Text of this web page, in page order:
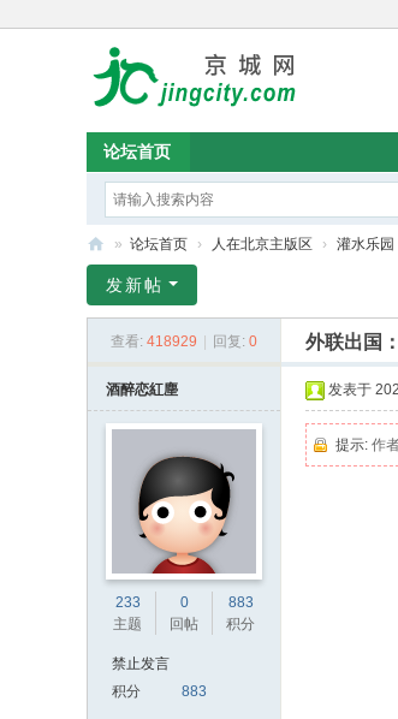
论坛首页
城
» 论坛首页 › 人在北京主版区 › 灌水乐园
发新帖
查看: 418929 回复: 0 外联出国
酒醉恋紅塵
233
主题
0
回帖
883
积分
禁止发言
积分
883
发表于
提示: 作